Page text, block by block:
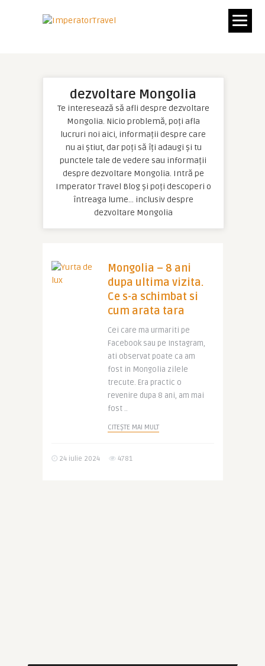
dezvoltare Mongolia
Te interesează să afli despre dezvoltare
Mongolia. Nicio problemă, poți afla
lucruri noi aici, informații despre care
nu ai știut, dar poți să îți adaugi și tu
punctele tale de vedere sau informații
despre dezvoltare Mongolia. Intră pe
Imperator Travel Blog și poți descoperi o
întreaga lume… inclusiv despre
dezvoltare Mongolia
Mongolia – 8 ani
dupa ultima vizita.
Ce s-a schimbat si
cum arata tara
Cei care ma urmariti pe
Facebook sau pe Instagram,
ati observat poate ca am
fost in Mongolia zilele
trecute. Era practic o
revenire dupa 8 ani, am mai
fost ..
CITEȘTE MAI MULT
24 iulie 2024 4781